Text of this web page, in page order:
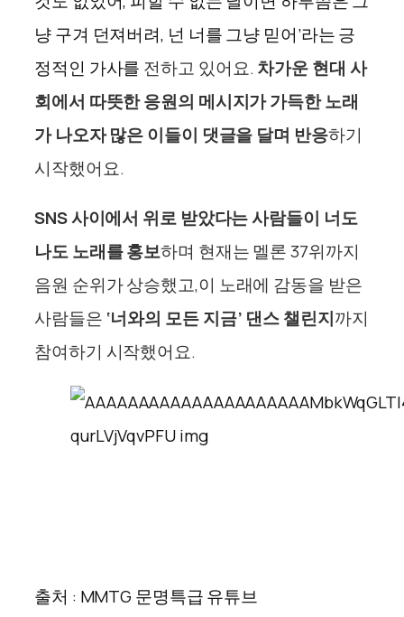
냥 구겨 던져버려, 넌 너를 그냥 믿어’라는 긍
정적인 가사를 전하고 있어요.차가운 현대 사
회에서 따뜻한 응원의 메시지가 가득한 노래
가 나오자 많은 이들이 댓글을 달며 반응하기
시작했어요.
SNS 사이에서 위로 받았다는 사람들이 너도
나도 노래를 홍보하며 현재는 멜론 37위까지
음원 순위가 상승했고,이 노래에 감동을 받은
사람들은 ‘너와의 모든 지금’ 댄스 챌린지까지
참여하기 시작했어요.
출처 : MMTG 문명특급 유튜브